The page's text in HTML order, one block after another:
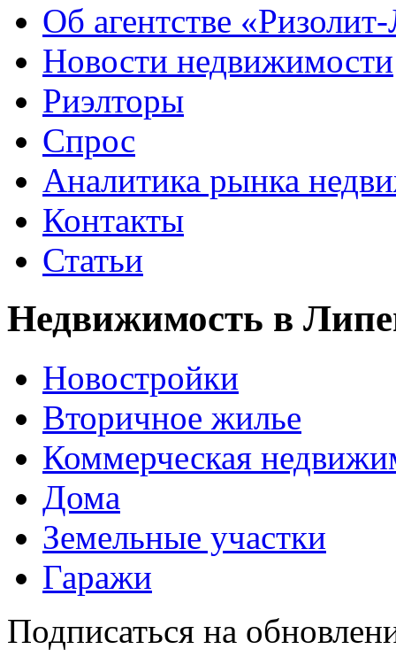
Об агентстве
Новости недвижимости
Риэлторы
Спрос
Аналитика рынка
Контакты
Статьи
Недвижимость в
Новостройки
Вторичное жилье
Коммерческая
Дома
Земельные участки
Гаражи
Подписаться на